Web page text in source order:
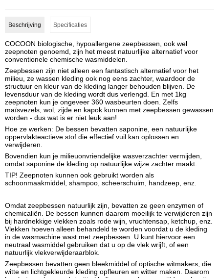
Beschrijving Specificaties
COCOON biologische, hypoallergene zeepbessen, ook wel
zeepnoten genoemd, zijn het meest natuurlijke alternatief voor
conventionele chemische wasmiddelen.
Zeepbessen zijn niet alleen een fantastisch alternatief voor het
milieu, ze wassen kleding ook nog eens zachter, waardoor de
structuur en kleur van de kleding langer behouden blijven. De
levensduur van de kleding wordt dus verlengd. En met 1kg
zeepnoten kun je ongeveer 360 wasbeurten doen. Zelfs
maïsvezels, wol, zijde en kapok kunnen met zeepbessen gewassen
worden - dus wat is er niet leuk aan!
Hoe ze werken: De bessen bevatten saponine, een natuurlijke
oppervlakteactieve stof die effectief vuil kan oplossen en
verwijderen.
Bovendien kun je milieuonvriendelijke wasverzachter vermijden,
omdat saponine de kleding op natuurlijke wijze zachter maakt.
TIP! Zeepnoten kunnen ook gebruikt worden als
schoonmaakmiddel, shampoo, scheerschuim, handzeep, enz.
Omdat zeepbessen natuurlijk zijn, bevatten ze geen enzymen of
chemicaliën. De bessen kunnen daarom moeilijk te verwijderen zijn
bij hardnekkige vlekken zoals rode wijn, vruchtensap, ketchup, enz.
Vlekken hoeven alleen behandeld te worden voordat u de kleding
in de wasmachine wast met zeepbessen. U kunt hiervoor een
neutraal wasmiddel gebruiken dat u op de vlek wrijft, of een
natuurlijk vlekverwijderaarblok.
Zeepbessen bevatten geen bleekmiddel of optische witmakers, die
witte en lichtgekleurde kleding opfleuren en witter maken. Daarom